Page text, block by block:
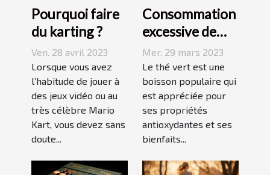
Pourquoi faire
du karting ?
Ven. 28 avril 2023
Lorsque vous avez
l’habitude de jouer à
des jeux vidéo ou au
très célèbre Mario
Kart, vous devez sans
doute...
Consommation
excessive de
thé vert : quels
sont les
dangers pour la
peau ?
Mer. 29 mars 2023
Le thé vert est une
boisson populaire qui
est appréciée pour
ses propriétés
antioxydantes et ses
bienfaits...